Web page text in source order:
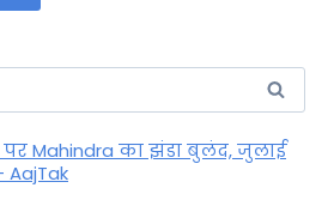
Mahindra का झंडा बुलंद, जुलाई
AajTak